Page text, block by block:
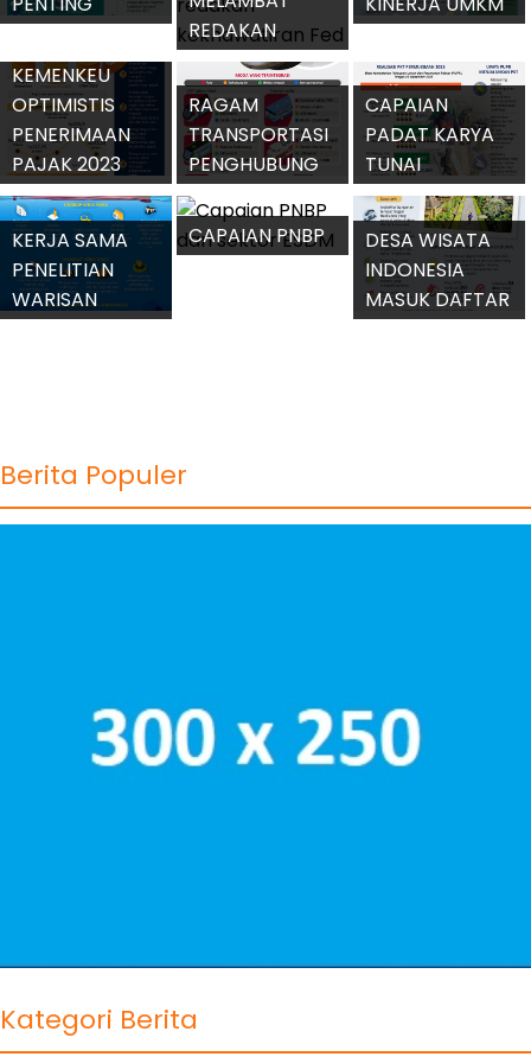
PEMBEBASAN
PPN RUMAH
TAPAK
DAN
KETERSEDIAAN
HEWAN KURBAN
2023
MILIKI 10.542
TENAGA
CADANGAN
KESEHATAN
HASIL PENILAIAN
BPK TERHADAP
LKPP 2022
RADAR
CANGGIH
UNTUK
PERTAHANAN
UDARA
INDONESIA
KECERDASAN
BUATAN UNTUK
MENGURAI
KEMACETAN
JAKARTA
INDONESIA
DIAKUI SEBAGAI
MENINGKATKAN
JUMLAH UMKM
PENGGUNA
PENTING
DALAM UU
KESEHATAN
KEKHAWATIRAN
EKSPOR
PENELITIAN
WARISAN
DARI SEKTOR
ESDM
INDONESIA
MASUK DAFTAR